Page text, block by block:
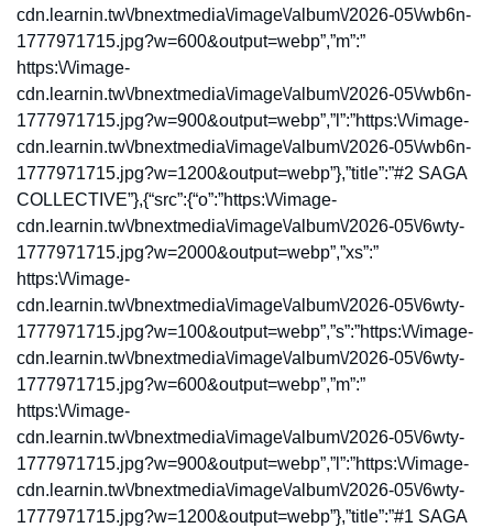
cdn.learnin.tw\/bnextmedia\/image\/album\/2026-05\/wb6n-
1777971715.jpg?w=600&output=webp”,”m”:”
https:\/\/image-
cdn.learnin.tw\/bnextmedia\/image\/album\/2026-05\/wb6n-
1777971715.jpg?w=900&output=webp”,”l”:”https:\/\/image-
cdn.learnin.tw\/bnextmedia\/image\/album\/2026-05\/wb6n-
1777971715.jpg?w=1200&output=webp”},”title”:”#2 SAGA
COLLECTIVE”},{“src”:{“o”:”https:\/\/image-
cdn.learnin.tw\/bnextmedia\/image\/album\/2026-05\/6wty-
1777971715.jpg?w=2000&output=webp”,”xs”:”
https:\/\/image-
cdn.learnin.tw\/bnextmedia\/image\/album\/2026-05\/6wty-
1777971715.jpg?w=100&output=webp”,”s”:”https:\/\/image-
cdn.learnin.tw\/bnextmedia\/image\/album\/2026-05\/6wty-
1777971715.jpg?w=600&output=webp”,”m”:”
https:\/\/image-
cdn.learnin.tw\/bnextmedia\/image\/album\/2026-05\/6wty-
1777971715.jpg?w=900&output=webp”,”l”:”https:\/\/image-
cdn.learnin.tw\/bnextmedia\/image\/album\/2026-05\/6wty-
1777971715.jpg?w=1200&output=webp”},”title”:”#1 SAGA